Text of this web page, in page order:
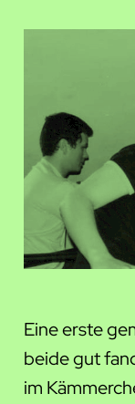
Eine erste
beide gut
im